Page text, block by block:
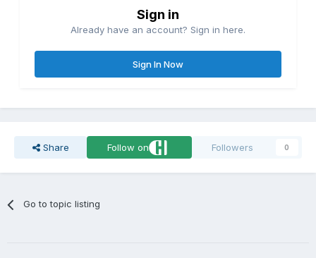
Sign in
Already have an account? Sign in here.
Sign In Now
Share Follow on Followers 0
Go to topic listing